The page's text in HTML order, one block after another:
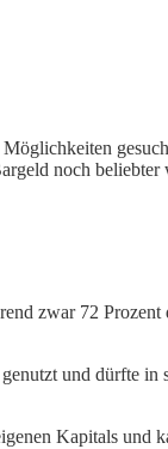
noch beliebter
zwar 72
und dürfte in
Kapitals und